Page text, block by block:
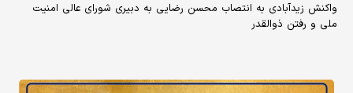
واکنش زیدآبادی به انتصاب محسن رضایی به دبیری شورای عالی امنیت
ملی و رفتن ذوالقدر